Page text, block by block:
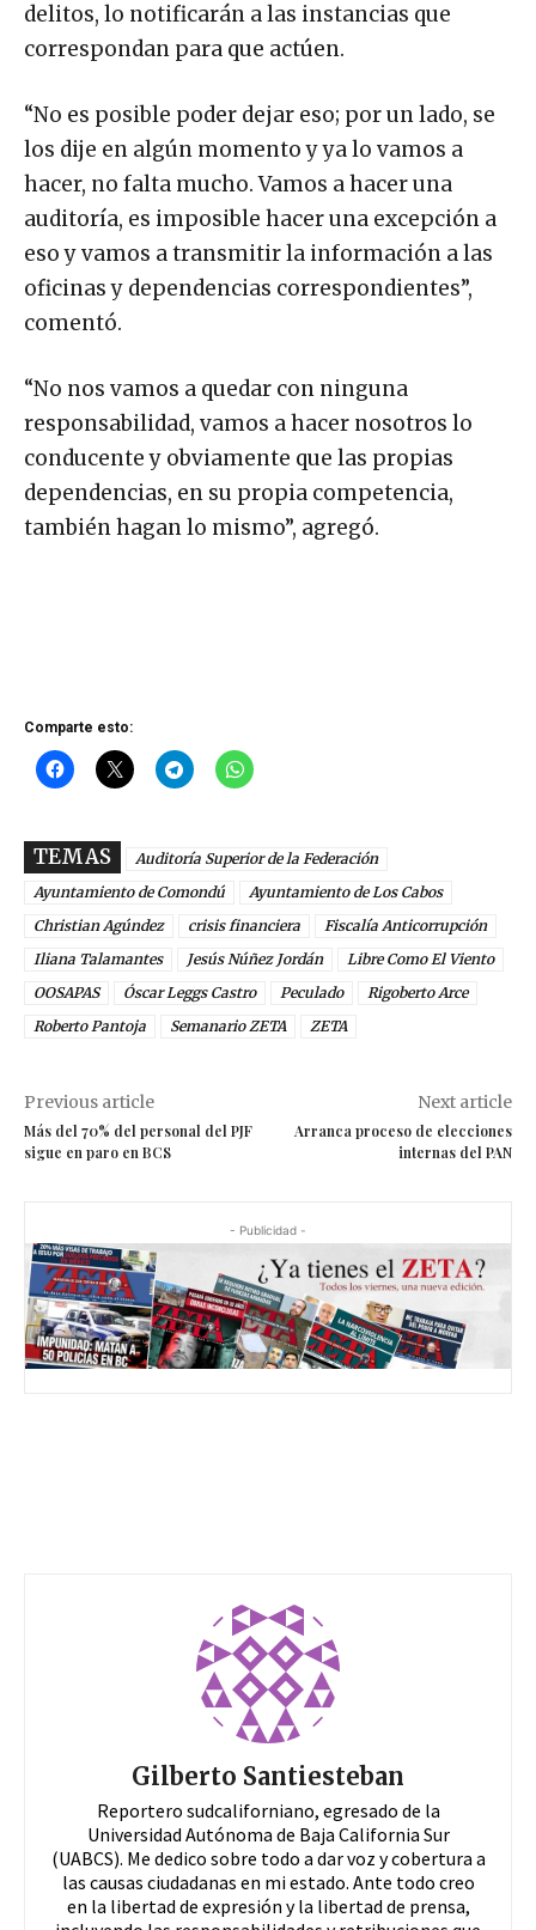
delitos, lo notificarán a las instancias que
correspondan para que actúen.
“No es posible poder dejar eso; por un lado, se
los dije en algún momento y ya lo vamos a
hacer, no falta mucho. Vamos a hacer una
auditoría, es imposible hacer una excepción a
eso y vamos a transmitir la información a las
oficinas y dependencias correspondientes”,
comentó.
“No nos vamos a quedar con ninguna
responsabilidad, vamos a hacer nosotros lo
conducente y obviamente que las propias
dependencias, en su propia competencia,
también hagan lo mismo”, agregó.
Comparte esto:
TEMAS
Auditoría Superior de la Federación
Ayuntamiento de Comondú
Ayuntamiento de Los Cabos
Christian Agúndez
crisis financiera
Fiscalía Anticorrupción
Iliana Talamantes
Jesús Núñez Jordán
Libre Como El Viento
OOSAPAS
Óscar Leggs Castro Peculado
Rigoberto Arce
Roberto Pantoja
Semanario ZETA ZETA
Previous article
Más del 70% del personal del PJF
sigue en paro en BCS
Next article
Arranca proceso de elecciones
internas del PAN
- Publicidad -
Gilberto Santiesteban
Reportero sudcaliforniano, egresado de la
Universidad Autónoma de Baja California Sur
(UABCS). Me dedico sobre todo a dar voz y cobertura a
las causas ciudadanas en mi estado. Ante todo creo
en la libertad de expresión y la libertad de prensa,